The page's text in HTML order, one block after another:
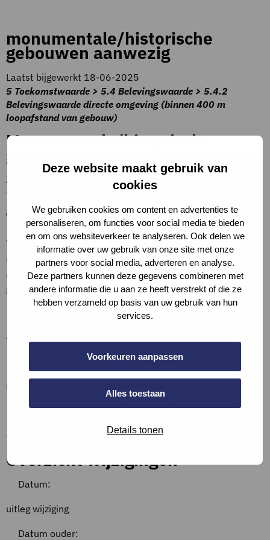
Deze website maakt gebruik van
cookies
We gebruiken cookies om content en advertenties te
personaliseren, om functies voor social media te bieden
en om ons websiteverkeer te analyseren. Ook delen we
informatie over uw gebruik van onze site met onze
partners voor social media, adverteren en analyse.
Deze partners kunnen deze gegevens combineren met
andere informatie die u aan ze heeft verstrekt of die ze
hebben verzameld op basis van uw gebruik van hun
services.
Voorkeuren aanpassen
Alles toestaan
Details tonen
monumentale/historische
gebouwen aanwezig
Laatst bijgewerkt 18-06-2025
5 Toekomstwaarde > 5.4 Belevingswaarde > 5.4.2
Belevingswaarde directe omgeving (binnen 400 m
loopafstand van gebouw)
Monumentale/historische
gebouwen aanwezig
Zie: www.atlasleefomgeving.nl, selecteer de kaart
‘Rijksmonumenten’.
Toelichting op criteria
Ten minste één gebouw of bouwwerk met
monumentenstatus in de directe nabijheid(binnen 400 m
loopafstand van gebouw) is zichtbaar vanaf het openbaar
gebied.
Definities
–
Bewijslast
Beschrijf de situatie in de notities van de vraag.
Bronnen en referenties
–
Overzicht wijzigingen
Datum:
uitleg wijziging
Datum ouder: